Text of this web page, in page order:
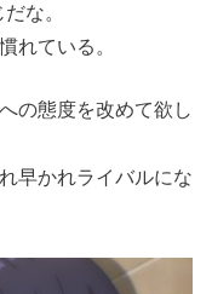
な。
れている。
の態度を改めて欲し
早かれライバルにな